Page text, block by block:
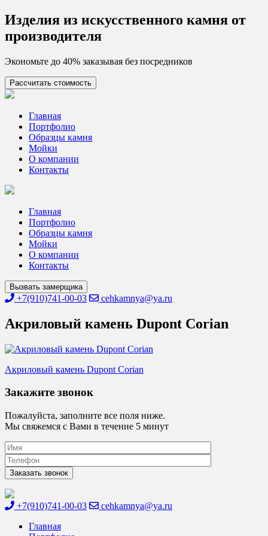
Skip
to
content
Изделия из искусcтвенного камня от
производителя
Экономьте до 40% заказывая без посредников
Рассчитать стоимость
Цех камня
Столешницы из искусственного камня
Главная
Портфолио
Образцы камня
Мойки
О компании
Контакты
Главная
Портфолио
Образцы камня
Мойки
О компании
Контакты
Вызвать замерщика
+7(910)741-00-03 cehkamnya@ya.ru
Акриловый камень Dupont Corian
Навигация
по
Акриловый камень Dupont Corian
Закажите звонок
Пожалуйста, заполните все поля ниже.
Мы свяжемся с Вами в течение 5 минут
+7(910)741-00-03
cehkamnya@ya.ru
Главная